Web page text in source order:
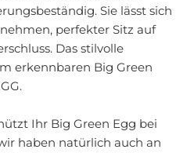
Sie lässt sich
perfekter Sitz auf
Das stilvolle
erkennbaren Big Green
Ihr Big Green Egg bei
haben natürlich auch an